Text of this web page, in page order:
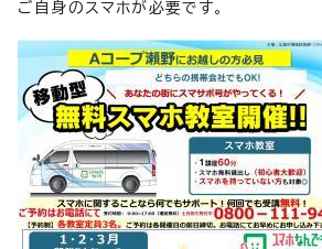
ご自身のスマホが必要です。